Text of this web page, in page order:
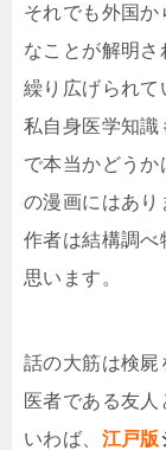
それでも外国
なことが解明さ
繰り広げられて
私自身医学知識
で本当かどうか
の漫画にはあり
作者は結構調べ
思います。
話の大筋は検屍
医者である友人
いわば、 江戸版